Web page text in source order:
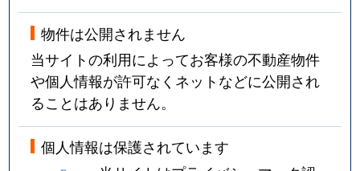
物件は公開されません
当サイトの利用によってお客様の不動産物件
や個人情報が許可なくネットなどに公開され
ることはありません。
個人情報は保護されています